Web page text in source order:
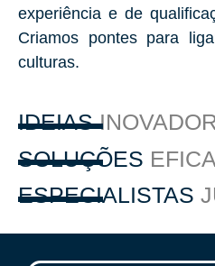
experiência e de
Criamos pontes para
culturas.
IDEIAS
SOLUÇÕES
ESPECIALISTAS